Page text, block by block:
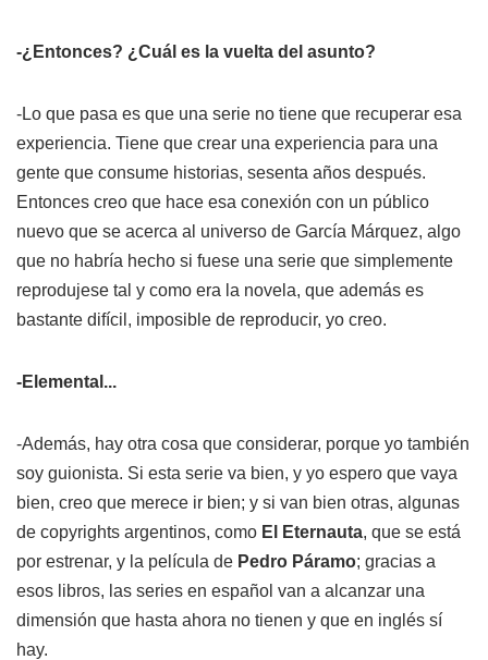
-¿Entonces? ¿Cuál es la vuelta del asunto?
-Lo que pasa es que una serie no tiene que recuperar esa
experiencia. Tiene que crear una experiencia para una
gente que consume historias, sesenta años después.
Entonces creo que hace esa conexión con un público
nuevo que se acerca al universo de García Márquez, algo
que no habría hecho si fuese una serie que simplemente
reprodujese tal y como era la novela, que además es
bastante difícil, imposible de reproducir, yo creo.
-Elemental...
-Además, hay otra cosa que considerar, porque yo también
soy guionista. Si esta serie va bien, y yo espero que vaya
bien, creo que merece ir bien; y si van bien otras, algunas
de copyrights argentinos, como El Eternauta, que se está
por estrenar, y la película de Pedro Páramo; gracias a
esos libros, las series en español van a alcanzar una
dimensión que hasta ahora no tienen y que en inglés sí
hay.